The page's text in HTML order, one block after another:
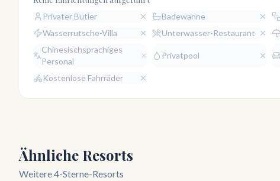
Privater Butler Badewanne
Wasserrutsche-Villa
Unterwasser-Restaurant
Chinesischsprachiges
Personal
Privatpool
Kostenlose Fahrräder
Ähnliche Resorts
Weitere 4-Sterne-Resorts